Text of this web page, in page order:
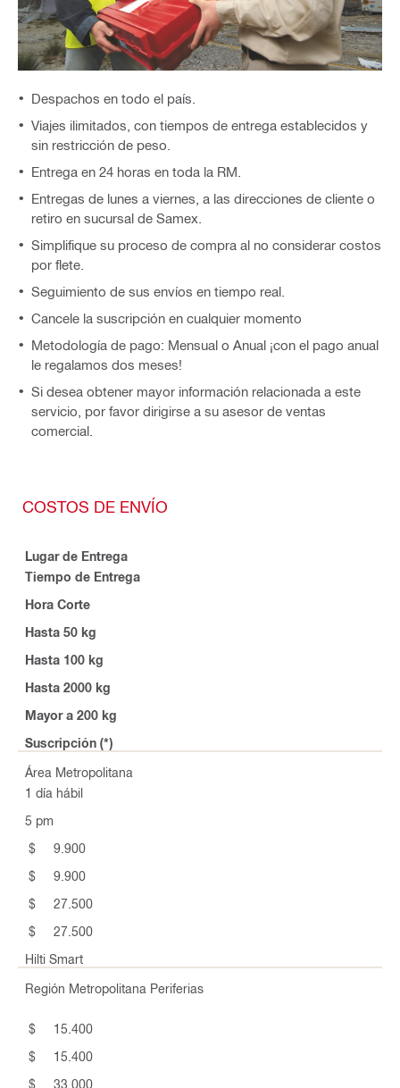
Despachos en todo el país.
Viajes ilimitados, con tiempos de entrega establecidos y
sin restricción de peso.
Entrega en 24 horas en toda la RM.
Entregas de lunes a viernes, a las direcciones de cliente o
retiro en sucursal de Samex.
Simplifique su proceso de compra al no considerar costos
por flete.
Seguimiento de sus envíos en tiempo real.
Cancele la suscripción en cualquier momento
Metodología de pago: Mensual o Anual ¡con el pago anual
le regalamos dos meses!
Si desea obtener mayor información relacionada a este
servicio, por favor dirigirse a su asesor de ventas
comercial.
COSTOS DE ENVÍO
Lugar de Entrega
Tiempo de Entrega
Hora Corte
Hasta 50 kg
Hasta 100 kg
Hasta 2000 kg
Mayor a 200 kg
Suscripción (*)
Área Metropolitana
1 día hábil
5 pm
$ 9.900
$ 9.900
$ 27.500
$ 27.500
Hilti Smart
Región Metropolitana Periferias
$ 15.400
$ 15.400
$ 33.000